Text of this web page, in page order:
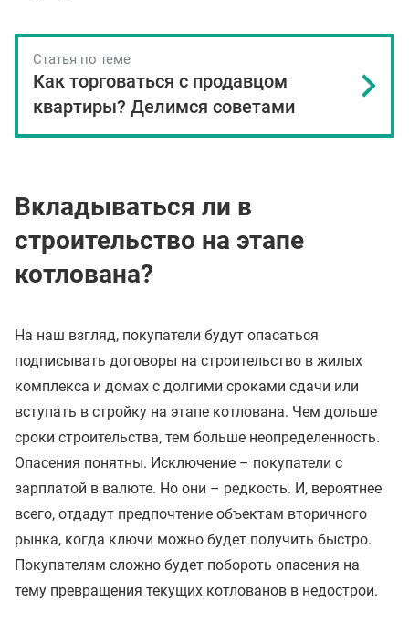
Статья по теме
Как торговаться с продавцом
квартиры? Делимся советами
Вкладываться ли в
строительство на этапе
котлована?
На наш взгляд, покупатели будут опасаться
подписывать договоры на строительство в жилых
комплекса и домах с долгими сроками сдачи или
вступать в стройку на этапе котлована. Чем дольше
сроки строительства, тем больше неопределенность.
Опасения понятны. Исключение – покупатели с
зарплатой в валюте. Но они – редкость. И, вероятнее
всего, отдадут предпочтение объектам вторичного
рынка, когда ключи можно будет получить быстро.
Покупателям сложно будет побороть опасения на
тему превращения текущих котлованов в недострои.